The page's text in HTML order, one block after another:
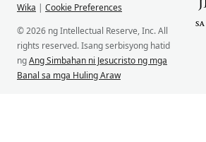
Wika | Cookie Preferences
© 2026 ng Intellectual Reserve, Inc. All
rights reserved. Isang serbisyong hatid
ngAng Simbahan ni Jesucristo ng mga
Banal sa mga Huling Araw